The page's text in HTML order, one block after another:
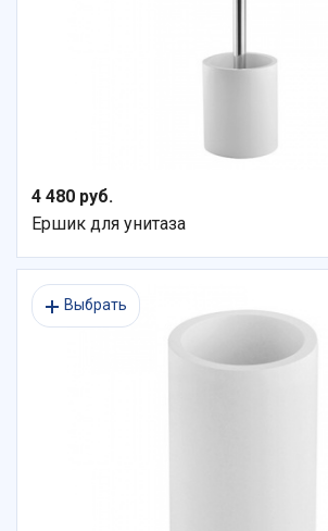
4 480 руб.
Ершик для унитаза
Выбрать